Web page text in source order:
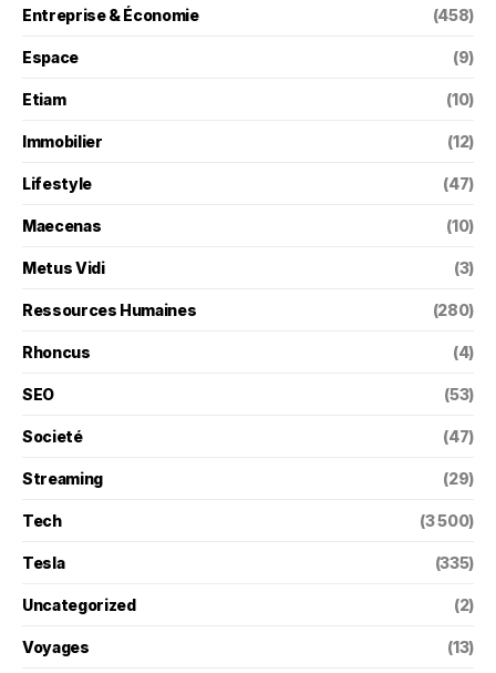
Entreprise & Économie (458)
Espace (9)
Etiam (10)
Immobilier (12)
Lifestyle (47)
Maecenas (10)
Metus Vidi (3)
Ressources Humaines (280)
Rhoncus (4)
SEO (53)
Societé (47)
Streaming (29)
Tech (3 500)
Tesla (335)
Uncategorized (2)
Voyages (13)